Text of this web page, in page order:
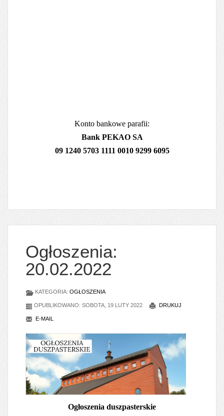
Konto bankowe parafii:
Bank PEKAO SA
09 1240 5703 1111 0010 9299 6095
Ogłoszenia:
20.02.2022
KATEGORIA: OGŁOSZENIA
OPUBLIKOWANO: SOBOTA, 19 LUTY 2022 DRUKUJ
E-MAIL
Ogłoszenia duszpasterskie